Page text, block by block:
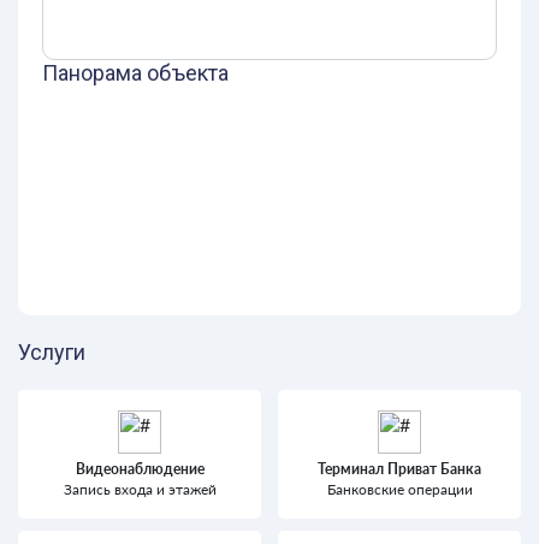
Панорама объекта
Услуги
Видеонаблюдение
Запись входа и этажей
Терминал Приват Банка
Банковские операции